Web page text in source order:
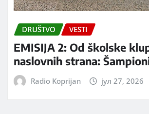
DRUŠTVO VESTI
EMISIJA 2: Od školske
naslovnih strana:
Radio Koprijan јул 27, 2026